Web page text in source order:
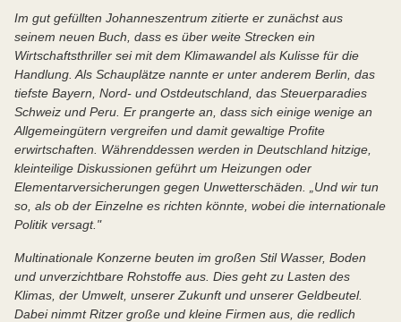
Im gut gefüllten Johanneszentrum zitierte er zunächst aus
seinem neuen Buch, dass es über weite Strecken ein
Wirtschaftsthriller sei mit dem Klimawandel als Kulisse für die
Handlung. Als Schauplätze nannte er unter anderem Berlin, das
tiefste Bayern, Nord- und Ostdeutschland, das Steuerparadies
Schweiz und Peru. Er prangerte an, dass sich einige wenige an
Allgemeingütern vergreifen und damit gewaltige Profite
erwirtschaften. Währenddessen werden in Deutschland hitzige,
kleinteilige Diskussionen geführt um Heizungen oder
Elementarversicherungen gegen Unwetterschäden. „Und wir tun
so, als ob der Einzelne es richten könnte, wobei die internationale
Politik versagt."
Multinationale Konzerne beuten im großen Stil Wasser, Boden
und unverzichtbare Rohstoffe aus. Dies geht zu Lasten des
Klimas, der Umwelt, unserer Zukunft und unserer Geldbeutel.
Dabei nimmt Ritzer große und kleine Firmen aus, die redlich